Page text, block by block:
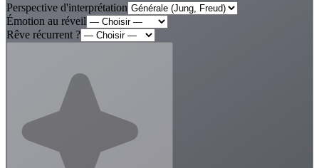
Perspective d'interprétation
Émotion au réveil
Rêve récurrent ?